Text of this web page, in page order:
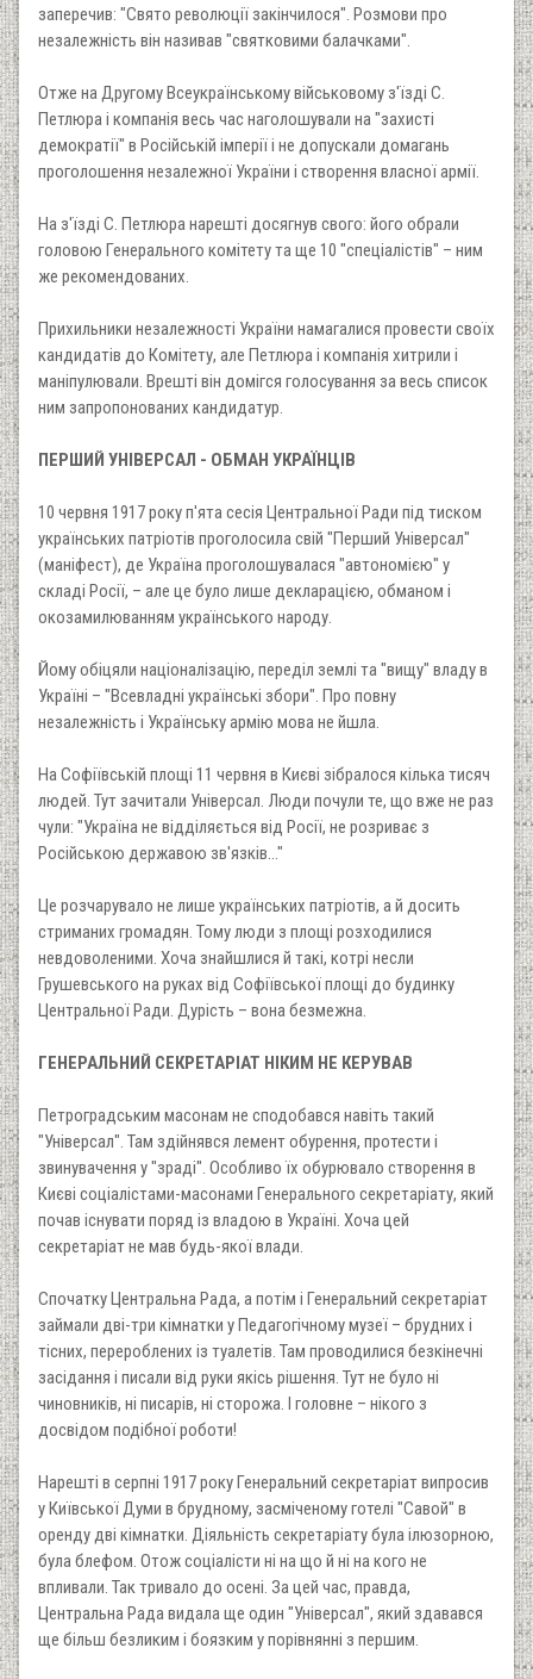
заперечив: "Свято революції закінчилося". Розмови про
незалежність він називав "святковими балачками".
Отже на Другому Всеукраїнському військовому з'їзді С.
Петлюра і компанія весь час наголошували на "захисті
демократії" в Російській імперії і не допускали домагань
проголошення незалежної України і створення власної армії.
На з'їзді С. Петлюра нарешті досягнув свого: його обрали
головою Генерального комітету та ще 10 "спеціалістів" – ним
же рекомендованих.
Прихильники незалежності України намагалися провести своїх
кандидатів до Комітету, але Петлюра і компанія хитрили і
маніпулювали. Врешті він домігся голосування за весь список
ним запропонованих кандидатур.
ПЕРШИЙ УНІВЕРСАЛ - ОБМАН УКРАЇНЦІВ
10 червня 1917 року п'ята сесія Центральної Ради під тиском
українських патріотів проголосила свій "Перший Універсал"
(маніфест), де Україна проголошувалася "автономією" у
складі Росії, – але це було лише декларацією, обманом і
окозамилюванням українського народу.
Йому обіцяли націоналізацію, переділ землі та "вищу" владу в
Україні – "Всевладні українські збори". Про повну
незалежність і Українську армію мова не йшла.
На Софіївській площі 11 червня в Києві зібралося кілька тисяч
людей. Тут зачитали Універсал. Люди почули те, що вже не раз
чули: "Україна не відділяється від Росії, не розриває з
Російською державою зв'язків..."
Це розчарувало не лише українських патріотів, а й досить
стриманих громадян. Тому люди з площі розходилися
невдоволеними. Хоча знайшлися й такі, котрі несли
Грушевського на руках від Софіївської площі до будинку
Центральної Ради. Дурість – вона безмежна.
ГЕНЕРАЛЬНИЙ СЕКРЕТАРІАТ НІКИМ НЕ КЕРУВАВ
Петроградським масонам не сподобався навіть такий
"Універсал". Там здійнявся лемент обурення, протести і
звинувачення у "зраді". Особливо їх обурювало створення в
Києві соціалістами-масонами Генерального секретаріату, який
почав існувати поряд із владою в Україні. Хоча цей
секретаріат не мав будь-якої влади.
Спочатку Центральна Рада, а потім і Генеральний секретаріат
займали дві-три кімнатки у Педагогічному музеї – брудних і
тісних, перероблених із туалетів. Там проводилися безкінечні
засідання і писали від руки якісь рішення. Тут не було ні
чиновників, ні писарів, ні сторожа. І головне – нікого з
досвідом подібної роботи!
Нарешті в серпні 1917 року Генеральний секретаріат випросив
у Київської Думи в брудному, засміченому готелі "Савой" в
оренду дві кімнатки. Діяльність секретаріату була ілюзорною,
була блефом. Отож соціалісти ні на що й ні на кого не
впливали. Так тривало до осені. За цей час, правда,
Центральна Рада видала ще один "Універсал", який здавався
ще більш безликим і боязким у порівнянні з першим.